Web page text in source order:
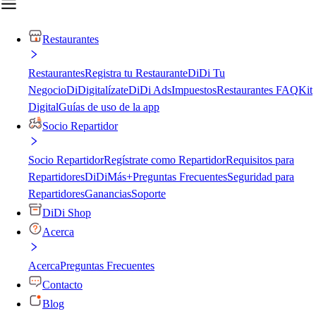
Restaurantes
RestaurantesRegistra tu RestauranteDiDi Tu
NegocioDiDigitalízateDiDi AdsImpuestosRestaurantes FAQKit
DigitalGuías de uso de la app
Socio Repartidor
Socio RepartidorRegístrate como RepartidorRequisitos para
RepartidoresDiDiMás+Preguntas FrecuentesSeguridad para
RepartidoresGananciasSoporte
DiDi Shop
Acerca
AcercaPreguntas Frecuentes
Contacto
Blog